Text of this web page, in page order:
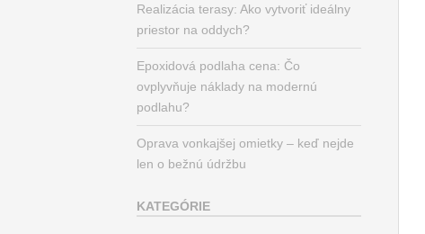
Realizácia terasy: Ako vytvoriť ideálny
priestor na oddych?
Epoxidová podlaha cena: Čo
ovplyvňuje náklady na modernú
podlahu?
Oprava vonkajšej omietky – keď nejde
len o bežnú údržbu
KATEGÓRIE